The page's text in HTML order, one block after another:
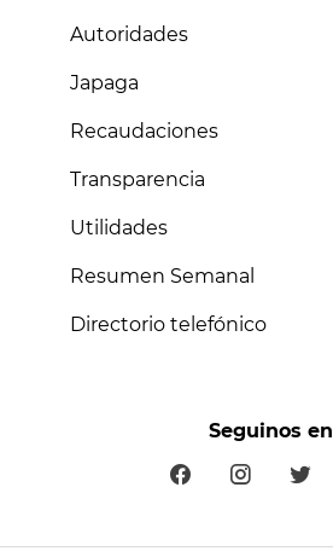
Autoridades
Japaga
Recaudaciones
Transparencia
Utilidades
Resumen Semanal
Directorio telefónico
Seguinos en